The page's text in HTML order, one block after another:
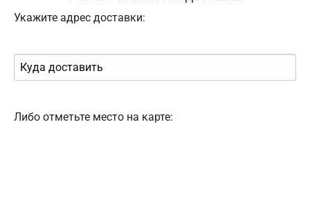
Укажите адрес доставки:
Либо отметьте место на карте: